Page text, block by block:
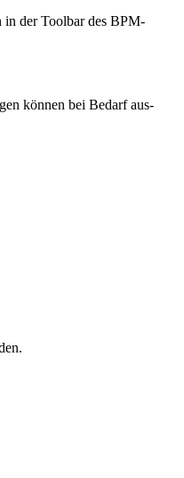
in der Toolbar des BPM-
können bei Bedarf aus-